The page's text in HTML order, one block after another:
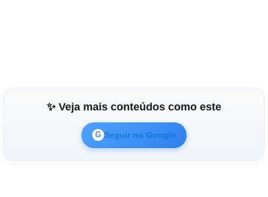
✨ Veja mais conteúdos como este
G Seguir no Google